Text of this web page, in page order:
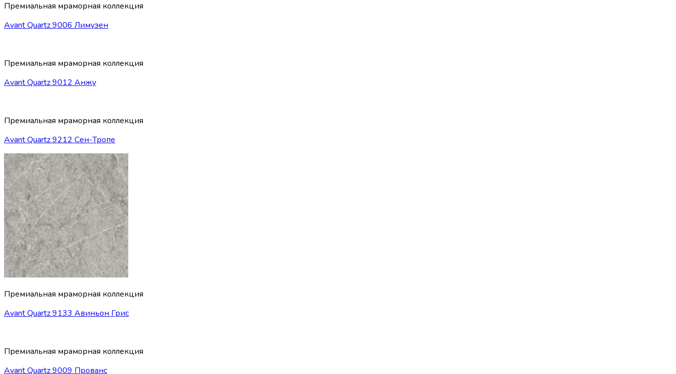
Премиальная мраморная коллекция
Avant Quartz 9006 Лимузен
Премиальная мраморная коллекция
Avant Quartz 9012 Анжу
Премиальная мраморная коллекция
Avant Quartz 9212 Сен-Тропе
Премиальная мраморная коллекция
Avant Quartz 9133 Авиньон Грис
Премиальная мраморная коллекция
Avant Quartz 9009 Прованс